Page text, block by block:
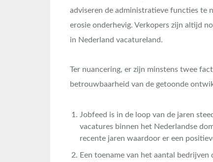
adviseren de administratieve functies te
erosie onderhevig. Verkopers zijn altijd
in Nederland vacatureland.
Ter nuancering, er zijn minstens twee
betrouwbaarheid van de getoonde
Jobfeed is in de loop van de jaren
vacatures binnen het Nederlandse
recente jaren waardoor er een
Een toename van het aantal